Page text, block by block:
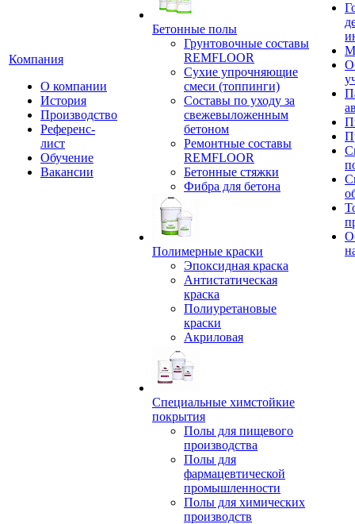
Компания
О компании
История
Производство
Референс-
лист
Обучение
Вакансии
Бетонные полы
Грунтовочные составы
REMFLOOR
Сухие упрочняющие
смеси (топпинги)
Составы по уходу за
свежевыложенным
бетоном
Ремонтные составы
REMFLOOR
Бетонные стяжки
Фибра для бетона
Полимерные краски
Эпоксидная краска
Антистатическая
краска
Полиуретановые
краски
Акриловая
Специальные химстойкие
покрытия
Полы для пищевого
производства
Полы для
фармацевтической
промышленности
Полы для химических
производств